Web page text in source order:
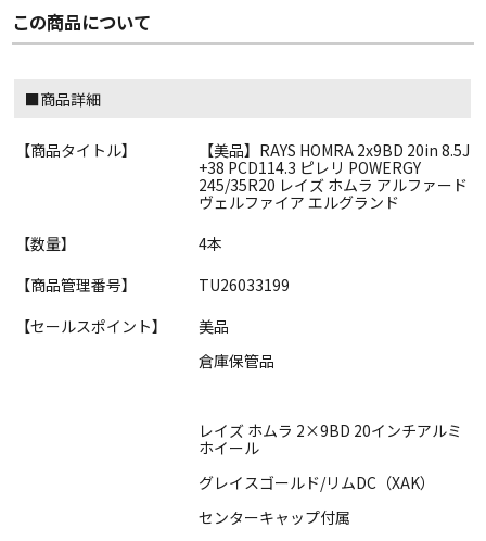
この商品について
■商品詳細
【商品タイトル】
【美品】RAYS HOMRA 2x9BD 20in 8.5J
+38 PCD114.3 ピレリ POWERGY
245/35R20 レイズ ホムラ アルファード
ヴェルファイア エルグランド
【数量】
4本
【商品管理番号】
TU26033199
【セールスポイント】
美品
倉庫保管品
レイズ ホムラ 2×9BD 20インチアルミ
ホイール
グレイスゴールド/リムDC（XAK）
センターキャップ付属